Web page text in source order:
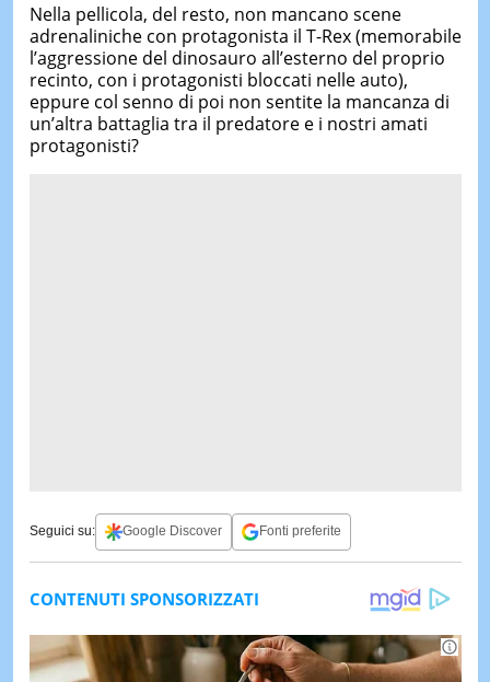
Nella pellicola, del resto, non mancano scene
adrenaliniche con protagonista il T-Rex (memorabile
l’aggressione del dinosauro all’esterno del proprio
recinto, con i protagonisti bloccati nelle auto),
eppure col senno di poi non sentite la mancanza di
un’altra battaglia tra il predatore e i nostri amati
protagonisti?
Seguici su: Google Discover Fonti preferite